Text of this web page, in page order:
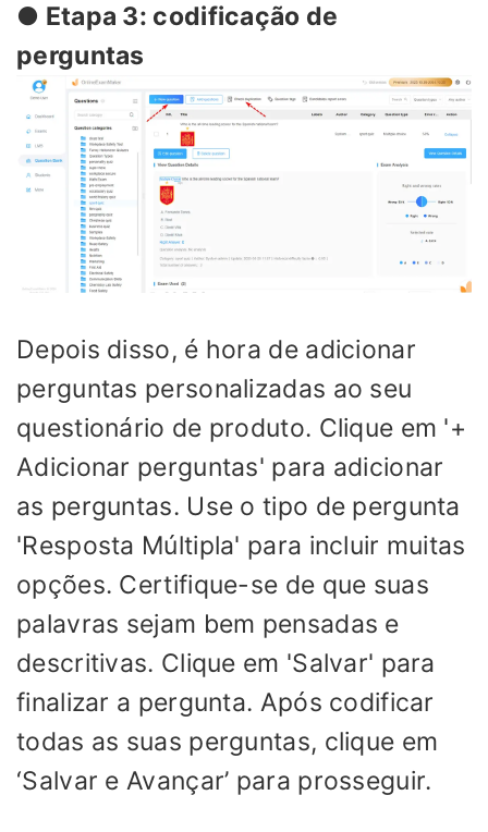
● Etapa 3: codificação de
perguntas
Depois disso, é hora de adicionar
perguntas personalizadas ao seu
questionário de produto. Clique em '+
Adicionar perguntas' para adicionar
as perguntas. Use o tipo de pergunta
'Resposta Múltipla' para incluir muitas
opções. Certifique-se de que suas
palavras sejam bem pensadas e
descritivas. Clique em 'Salvar' para
finalizar a pergunta. Após codificar
todas as suas perguntas, clique em
‘Salvar e Avançar’ para prosseguir.